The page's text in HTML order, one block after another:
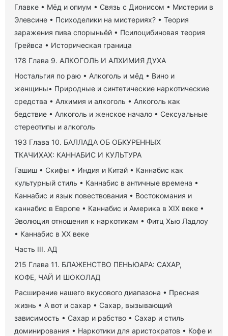
Главке • Мёд и опиум • Связь с Дионисом • Мистерии в
Элевсине • Психоделики на мистериях? • Теория
заражения пива спорыньёй • Псилоцибиновая теория
Грейвса • Историческая граница
178 Глава 9. АЛКОГОЛЬ И АЛХИМИЯ ДУХА
Ностальгия по раю • Алкоголь и мёд • Вино и
женщины• Природные и синтетические наркотические
средства • Алхимия и алкоголь • Алкоголь как
бедствие • Алкоголь и женское начало • Сексуальные
стереотипы и алкоголь
193 Глава 10. БАЛЛАДА ОБ ОБКУРЕННЫХ
ТКАЧИХАХ: КАННАБИС И КУЛЬТУРА
Гашиш • Скифы • Индия и Китай • Каннабис как
культурный стиль • Каннабис в античные времена •
Каннабис и язык повествования • Востокомания и
каннабис в Европе • Каннабис и Америка в XIX веке •
Эволюция отношения к наркотикам • Фитц Хью Ладлоу
• Каннабис в XX веке
Часть III. АД
215 Глава 11. БЛАЖЕНСТВО ПЕНЬЮАРА: САХАР,
КОФЕ, ЧАЙ И ШОКОЛАД
Расширение нашего вкусового диапазона • Пресная
жизнь • А вот и сахар • Сахар, вызывающий
зависимость • Сахар и рабство • Сахар и стиль
доминирования • Наркотики для аристократов • Кофе и